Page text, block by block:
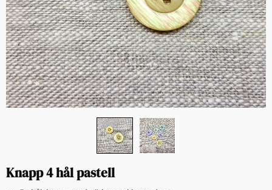
Knapp 4 hål pastell